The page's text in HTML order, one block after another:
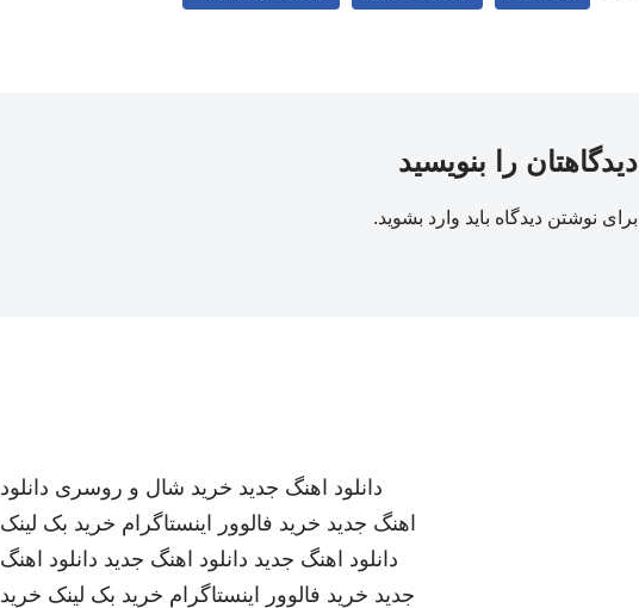
دیدگاهتان را بنویسید
برای نوشتن دیدگاه باید وارد بشوید.
دانلود اهنگ جدید خرید شال و روسری دانلود
اهنگ جدید خرید فالوور اینستاگرام خرید بک لینک
دانلود اهنگ جدید دانلود اهنگ جدید دانلود اهنگ
جدید خرید فالوور اینستاگرام خرید بک لینک خرید